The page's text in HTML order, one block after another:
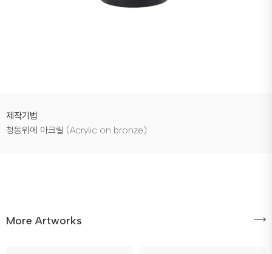
제작기법
청동위에 아크릴 (Acrylic on bronze)
More Artworks